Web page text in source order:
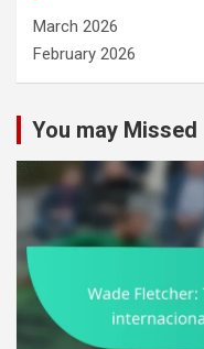
March 2026
February 2026
You may Missed